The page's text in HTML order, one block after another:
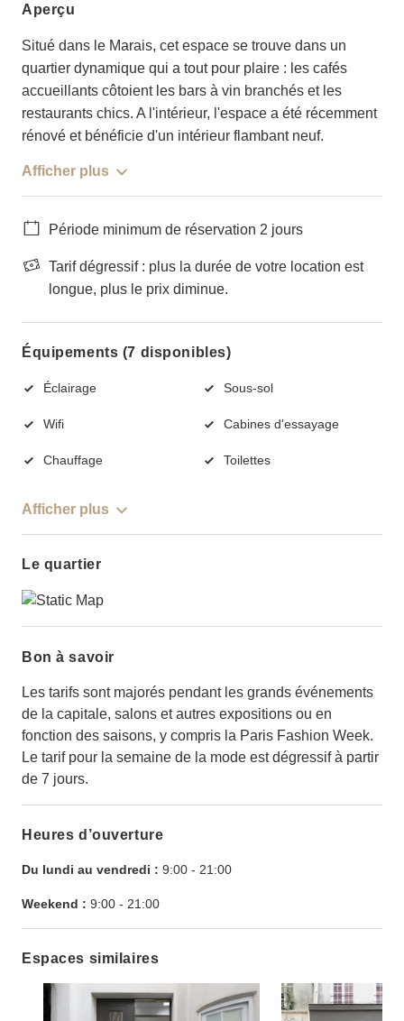
aperçu
Situé dans le Marais, cet espace se trouve dans un
quartier dynamique qui a tout pour plaire : les cafés
accueillants côtoient les bars à vin branchés et les
restaurants chics. A l'intérieur, l'espace a été récemment
rénové et bénéficie d'un intérieur flambant neuf.
Afficher plus
Période minimum de réservation 2 jours
Tarif dégressif : plus la durée de votre location est
longue, plus le prix diminue.
Équipements (7 disponibles)
Éclairage Sous-sol
Wifi Cabines d'essayage
Chauffage Toilettes
Afficher plus
Le quartier
Bon à savoir
Les tarifs sont majorés pendant les grands événements
de la capitale, salons et autres expositions ou en
fonction des saisons, y compris la Paris Fashion Week.
Le tarif pour la semaine de la mode est dégressif à partir
de 7 jours.
Heures d’ouverture
Du lundi au vendredi : 9:00 - 21:00
Weekend : 9:00 - 21:00
Espaces similaires